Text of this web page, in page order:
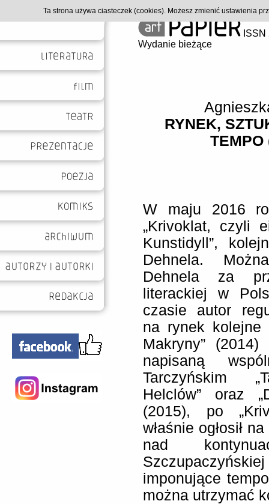
Wydanie bieżące
RYNEK,
TEMPO
W maju 2016
„Krivoklat, czyli
Kunstidyll”,
Dehnela.
Dehnela za
literackiej w
czasie autor
na rynek kolejne
Makryny”
napisaną
Tarczyńskim
Helclów” oraz
(2015), po
właśnie ogłosił
nad
imponujące
można utrzymać
Ta strona używa ciasteczek (cookies). Możesz zmienić ustawienia